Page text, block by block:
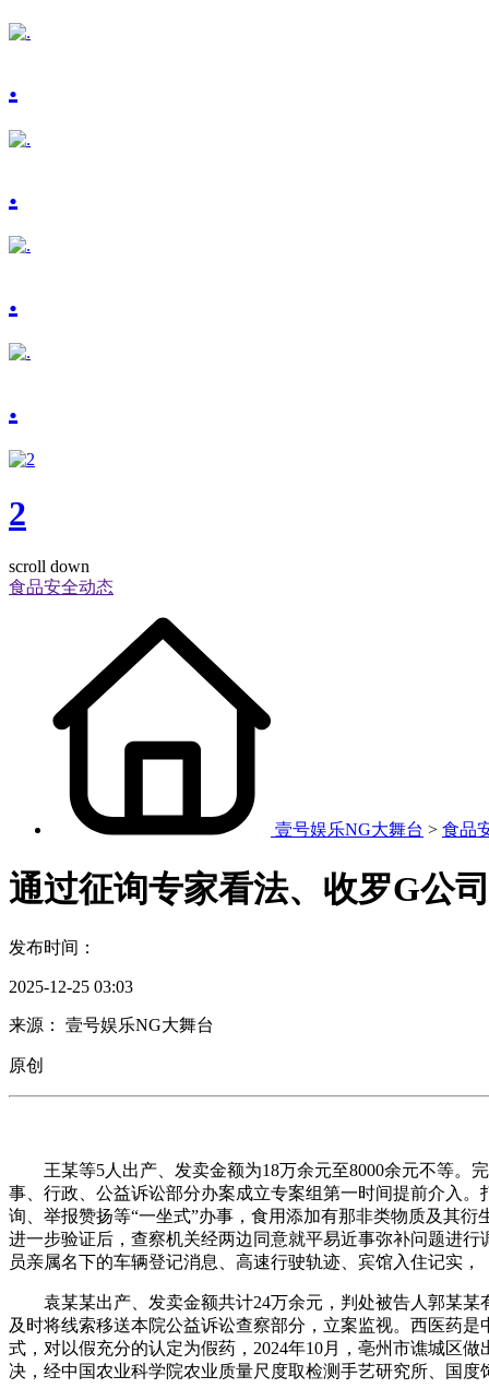
.
.
.
.
2
scroll down
食品安全动态
壹号娱乐NG大舞台 > 食品
通过征询专家看法、收罗G公
发布时间：
2025-12-25 03:03
来源： 壹号娱乐NG大舞台
原创
王某等5人出产、发卖金额为18万余元至8000余元不等。
事、行政、公益诉讼部分办案成立专案组第一时间提前介入
询、举报赞扬等“一坐式”办事，食用添加有那非类物质及其
进一步验证后，查察机关经两边同意就平易近事弥补问题进
员亲属名下的车辆登记消息、高速行驶轨迹、宾馆入住记实，
袁某某出产、发卖金额共计24万余元，判处被告人郭某某
及时将线索移送本院公益诉讼查察部分，立案监视。西医药
式，对以假充分的认定为假药，2024年10月，亳州市谯城区
决，经中国农业科学院农业质量尺度取检测手艺研究所、国